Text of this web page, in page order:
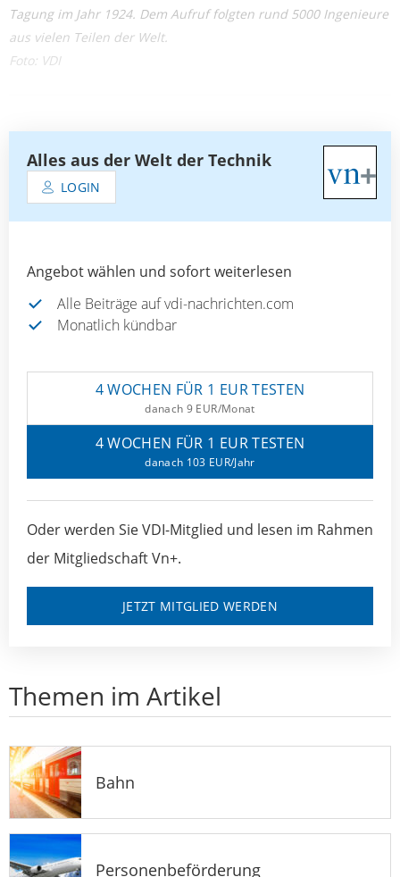
Tagung im Jahr 1924. Dem Aufruf folgten rund 5000 Ingenieure
aus vielen Teilen der Welt.
Foto: VDI
Alles aus der Welt der Technik
LOGIN
Angebot wählen und sofort weiterlesen
Alle Beiträge auf vdi-nachrichten.com
Monatlich kündbar
4 WOCHEN FÜR 1 EUR TESTEN
danach 9 EUR/Monat
4 WOCHEN FÜR 1 EUR TESTEN
danach 103 EUR/Jahr
Oder werden Sie VDI-Mitglied und lesen im Rahmen
der Mitgliedschaft Vn+.
JETZT MITGLIED WERDEN
Themen im Artikel
Bahn
Personenbeförderung